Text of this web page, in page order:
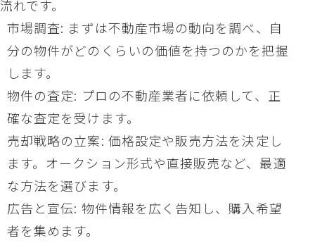
流れです。
市場調査: まずは不動産市場の動向を調べ、自
分の物件がどのくらいの価値を持つのかを把握
します。
物件の査定: プロの不動産業者に依頼して、正
確な査定を受けます。
売却戦略の立案: 価格設定や販売方法を決定し
ます。オークション形式や直接販売など、最適
な方法を選びます。
広告と宣伝: 物件情報を広く告知し、購入希望
者を集めます。